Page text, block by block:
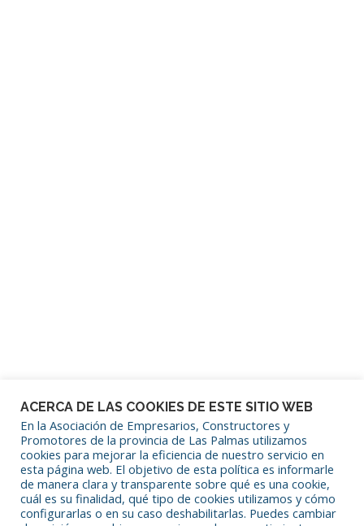
SÍGUENOS EN REDES SOCIALES
ACERCA DE LAS COOKIES DE ESTE SITIO WEB
En la Asociación de Empresarios, Constructores y
Promotores de la provincia de Las Palmas utilizamos
cookies para mejorar la eficiencia de nuestro servicio en
esta página web. El objetivo de esta política es informarle
de manera clara y transparente sobre qué es una cookie,
cuál es su finalidad, qué tipo de cookies utilizamos y cómo
configurarlas o en su caso deshabilitarlas. Puedes cambiar